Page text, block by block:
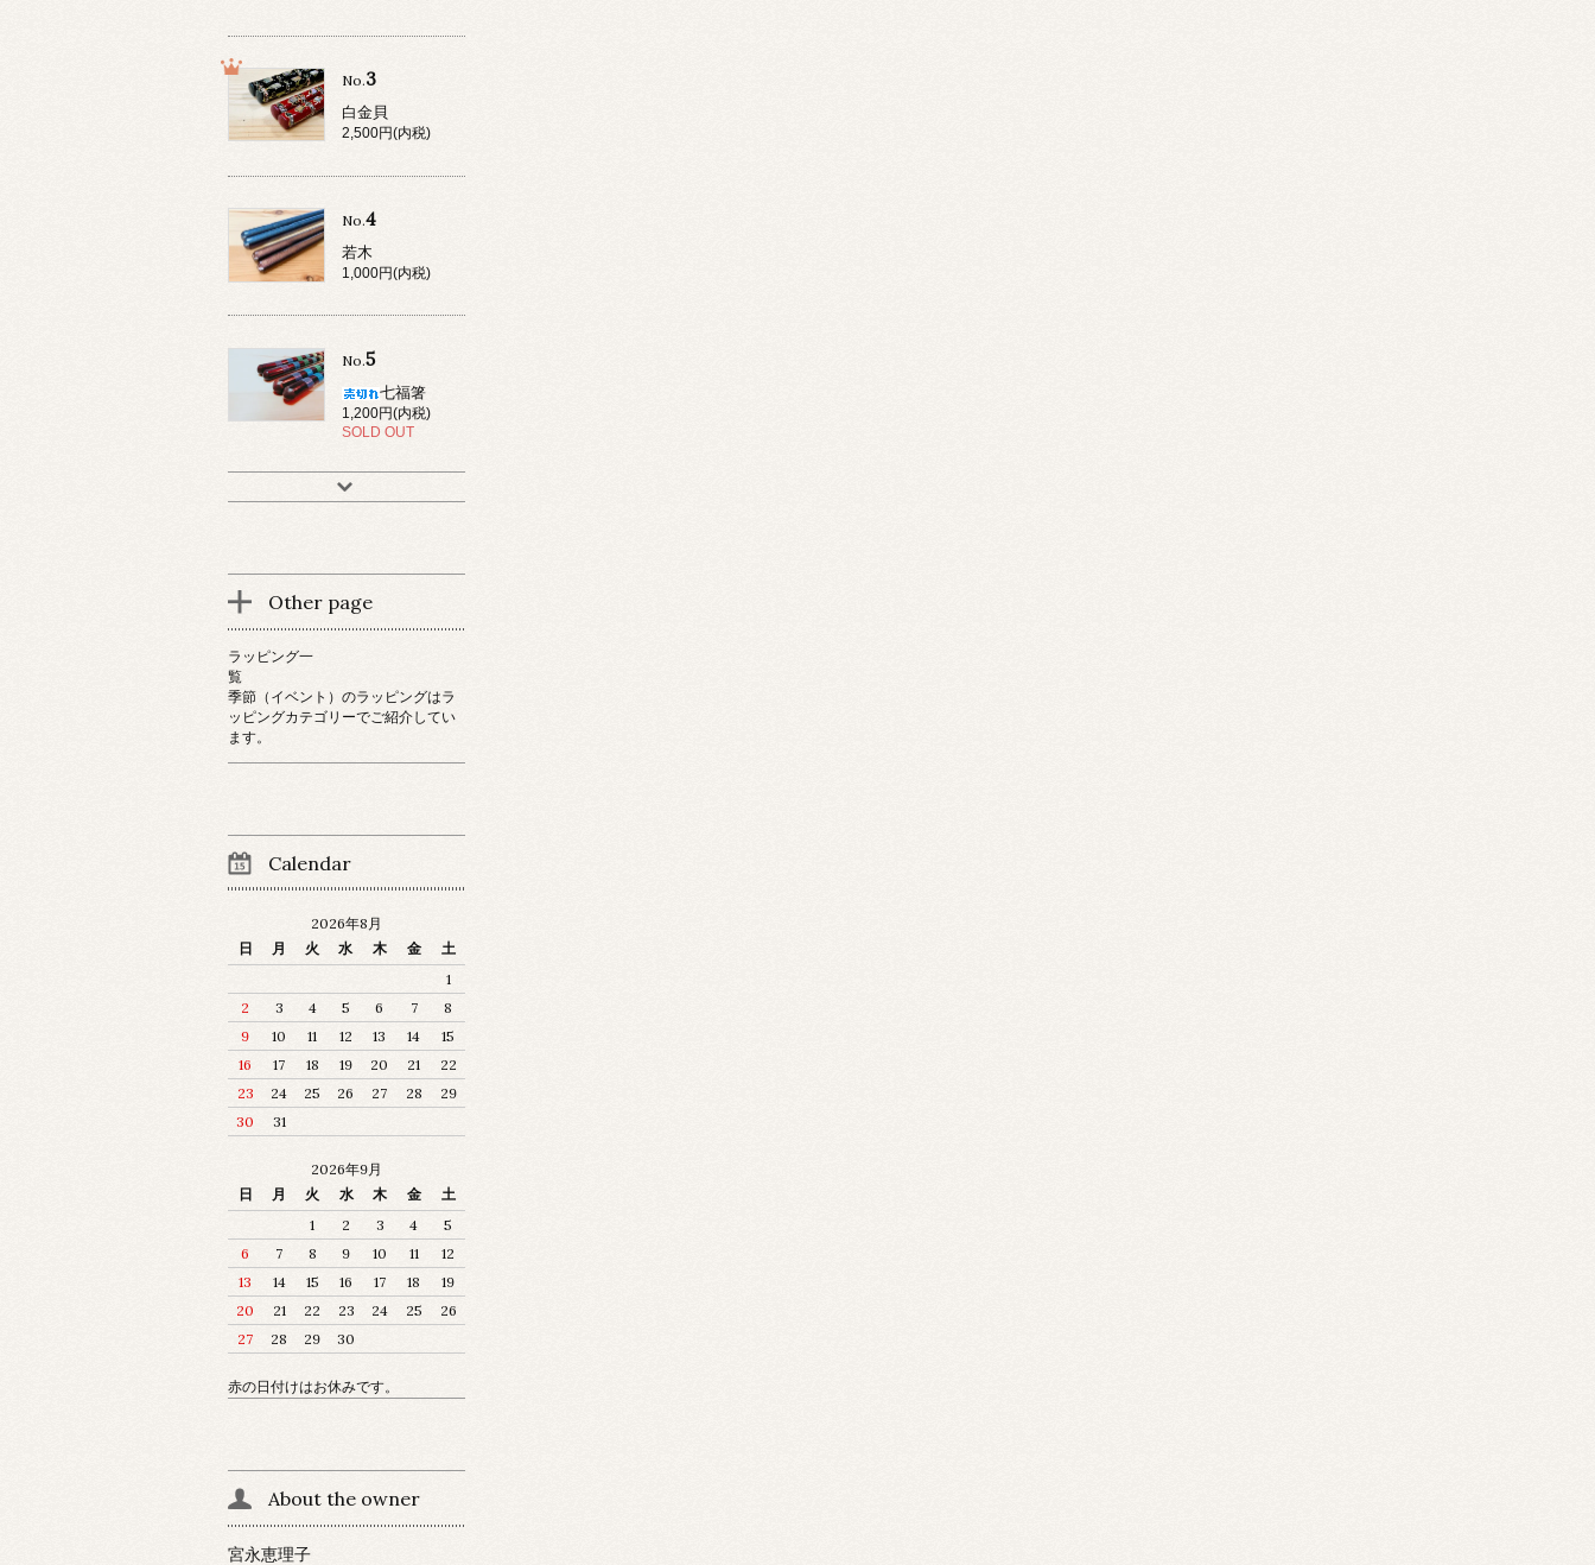
No.3
白金貝
2,500円(内税)
No.4
若木
1,000円(内税)
No.5
七福箸
1,200円(内税)
SOLD OUT
Other page
ラッピング一
覧
季節（イベント）のラッピングはラ
ッピングカテゴリーでご紹介してい
ます。
Calendar
2026年8月
日
月 火 水 木 金
土
1
2
3 4 5 6 7
8
9
10 11 12 13 14
15
16
17 18 19 20 21
22
23
24 25 26 27 28
29
30
31
2026年9月
日
月 火 水 木 金
土
1
2 3 4
5
6
7 8 9 10 11
12
13
14 15 16 17 18
19
20
21 22 23 24 25
26
27
28 29 30
赤の日付けはお休みです。
About the owner
宮永恵理子